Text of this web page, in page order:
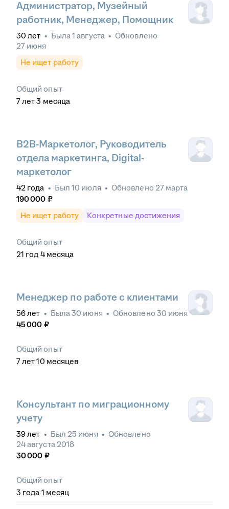
Администратор, Музейный
работник, Менеджер, Помощник
30 лет • Была1 августа • Обновлено
27 июня
Не ищет работу
Общий опыт
7лет 3 месяца
B2B-Маркетолог, Руководитель
отдела маркетинга, Digital-
маркетолог
42 года • Был 10 июля • Обновлено 27 марта
190 000 ₽
Не ищет работу
Конкретные достижения
Общий опыт
21 год 4 месяца
Менеджер по работе с клиентами
56лет • Была30 июня • Обновлено 30 июня
45 000 ₽
Общий опыт
7лет 10 месяцев
Консультант по миграционному
учету
39лет • Был 25 июня • Обновлено
24 августа 2018
30 000 ₽
Общий опыт
3 года 1 месяц